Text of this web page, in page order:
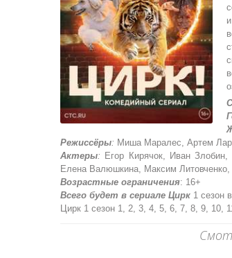
Режиссёры: Миша Маралес, Артем
Актеры: Егор Кирячок, Иван
Елена Валюшкина, Максим Литовченко,
Возрастные ограничения: 16+
Всего будет в сериале Цирк 1 сезон
Цирк 1 сезон 1, 2, 3, 4, 5, 6, 7, 8, 9, 10,